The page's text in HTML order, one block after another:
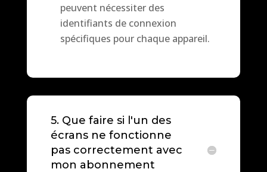
peuvent nécessiter des
identifiants de connexion
spécifiques pour chaque appareil.
5. Que faire si l'un des
écrans ne fonctionne
pas correctement avec
mon abonnement